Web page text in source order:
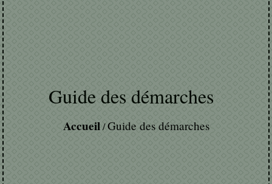
Guide des démarches
Accueil/Guide des démarches